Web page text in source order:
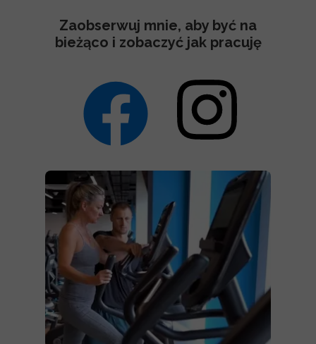
Zaobserwuj mnie, aby być na
bieżąco i zobaczyć jak pracuję